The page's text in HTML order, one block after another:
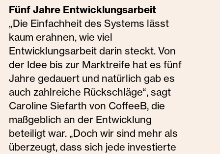
Fünf Jahre Entwicklungsarbeit
„Die Einfachheit des Systems lässt
kaum erahnen, wie viel
Entwicklungsarbeit darin steckt. Von
der Idee bis zur Marktreife hat es fünf
Jahre gedauert und natürlich gab es
auch zahlreiche Rückschläge“, sagt
Caroline Siefarth von CoffeeB, die
maßgeblich an der Entwicklung
beteiligt war. „Doch wir sind mehr als
überzeugt, dass sich jede investierte